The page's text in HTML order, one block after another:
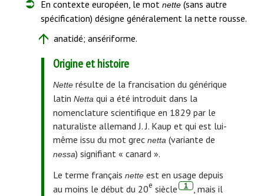
En contexte européen, le mot nette (sans autre
spécification) désigne généralement la nette rousse.
anatidé; ansériforme.
Origine et histoire
Nette résulte de la francisation du générique
latin Netta qui a été introduit dans la
nomenclature scientifique en 1829 par le
naturaliste allemand J. J. Kaup et qui est lui-
même issu du mot grec netta (variante de
nessa) signifiant « canard ».
Le terme français netteest en usage depuis
au moins le début du 20e siècle 1, note de bas de page.
, mais il